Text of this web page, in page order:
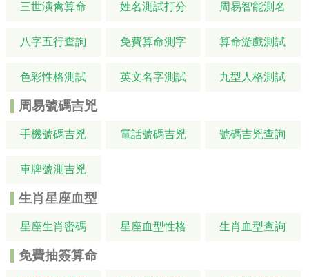
三世演禽算命 姓名測試打分 周易智能測名
八字五行查詢 免費算命測字 算命游戲測試
色彩性格測試 英文名字測試 九型人格測試
周易號碼吉兇
手機號碼吉兇 電話號碼吉兇 號碼吉兇查詢
車牌號測吉兇
生肖星座血型
星座生肖密碼 星座血型性格 生肖血型查詢
免費抽簽算命